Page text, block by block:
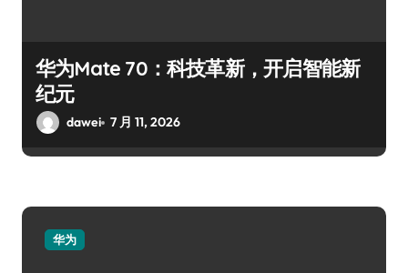
华为Mate 70：科技革新，开启智能新
纪元
dawei 7 月 11, 2026
华为